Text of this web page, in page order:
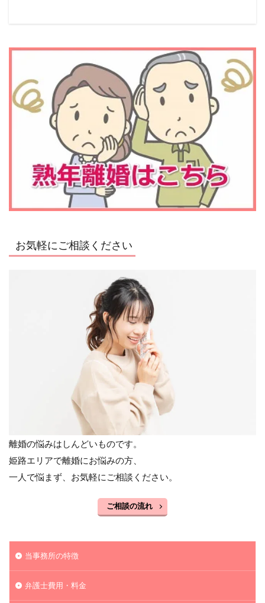
お気軽にご相談ください
離婚の悩みはしんどいものです。
姫路エリアで離婚にお悩みの方、
一人で悩まず、お気軽にご相談ください。
ご相談の流れ
当事務所の特徴
弁護士費用・料金